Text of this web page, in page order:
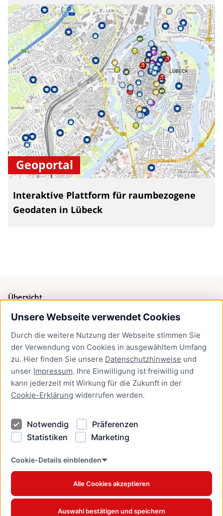
Unsere Webseite verwendet Cookies
Durch die weitere Nutzung der Webseite stimmen Sie
der Verwendung von Cookies in ausgewähltem Umfang
zu. Hier finden Sie unsere Datenschutzhinweise und
unser Impressum. Ihre Einwilligung ist freiwillig und
kann jederzeit mit Wirkung für die Zukunft in der
Cookie-Erklärung widerrufen werden.
Notwendig
Präferenzen
Statistiken
Marketing
Cookie-Details einblenden
Alle Cookies akzeptieren
Auswahl bestätigen und speichern
Geoportal
Interaktive Plattform für raumbezogene
Geodaten in Lübeck
Übersicht
Bürgerservice
Presse
Newsletter Lübeck:kompakt
Kontakt
Kontakt
Datenschutzhinweise
Barrierefreiheit
Cookie Erklärung
www.luebeck.de